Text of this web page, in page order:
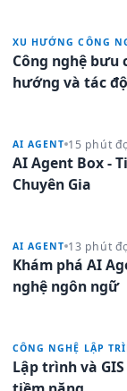
XU HƯỚNG CÔNG
Công nghệ bưu
hướng và tác
AI AGENT 15 phút
AI Agent Box -
Chuyên Gia
AI AGENT 13 phút
Khám phá AI
nghệ ngôn ngữ
CÔNG NGHỆ LẬP
Lập trình và